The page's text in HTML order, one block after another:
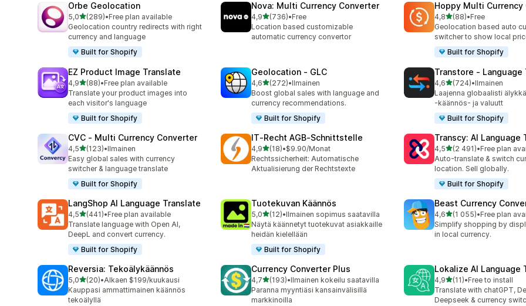
Orbe Geolocation
5,0/ 5 tähteä
(289)
289 arvostelua yhteensä
•Free plan available
Geolocation country redirects with right
currency and language
Built for Shopify
Nova: Multi Currency Converter
4,9/ 5 tähteä
(736)
736 arvostelua yhteensä
•Free
Location based customizable
automatic currency convertor
Hoppy Multi Currency
4,8/ 5 tähteä
(88)
88 arvostelua yhteensä
•Free
Geolocation based auto
switcher to show local
Built for Shopify
EZ Product Image Translate
4,9/ 5 tähteä
(88)
88 arvostelua yhteensä
•Free plan available
Translate your product images into
each visitor's language
Built for Shopify
Geolocation ‑ GLC
4,6/ 5 tähteä
(272)
272 arvostelua yhteensä
•Ilmainen
Boost global sales with language and
currency recommendations.
Built for Shopify
Transtore ‑ Language
4,6/ 5 tähteä
(724)
724 arvostelua yhteensä
•Ilmainen
Laajenna globaalisti
-käännös- ja valuutt
Built for Shopify
CVC ‑ Multi Currency Converter
4,5/ 5 tähteä
(123)
123 arvostelua yhteensä
•Ilmainen
Easy global sales with currency
switcher & language translate
Built for Shopify
IT‑Recht AGB‑Schnittstelle
4,9/ 5 tähteä
(18)
18 arvostelua yhteensä
•$9.90/Monat
Rechtssicherheit: Automatische
Aktualisierung der Rechtstexte
Transcy: AI Language
4,5/ 5 tähteä
(2 491)
2491 arvostelua yhteensä
•Free plan
Auto-translate & switch
location. Sell globally.
Built for Shopify
LangShop AI Language Translate
4,5/ 5 tähteä
(441)
441 arvostelua yhteensä
•Free plan available
Translate language with Open AI,
DeepL and convert currency.
Built for Shopify
Tuotekuvan Käännös
5,0/ 5 tähteä
(12)
12 arvostelua yhteensä
•Ilmainen sopimus saatavilla
Näytä käännetyt tuotekuvat asiakkaille
heidän kielellään
Built for Shopify
Beast Currency
4,6/ 5 tähteä
(1 055)
1055 arvostelua yhteensä
•Free plan
Simplify shopping by
in local currency.
Reversia: Tekoälykäännös
5,0/ 5 tähteä
(20)
20 arvostelua yhteensä
•Alkaen $199/kuukausi
Kauppasi ammattimainen käännös
tekoälyllä
Currency Converter Plus
4,7/ 5 tähteä
(193)
193 arvostelua yhteensä
•Ilmainen kokeilu saatavilla
Paranna myyntiäsi kansainvälisillä
markkinoilla
Lokalize AI Language
4,9/ 5 tähteä
(11)
11 arvostelua yhteensä
•Free to install
Translate with chatGPT,
Deepseek & currency